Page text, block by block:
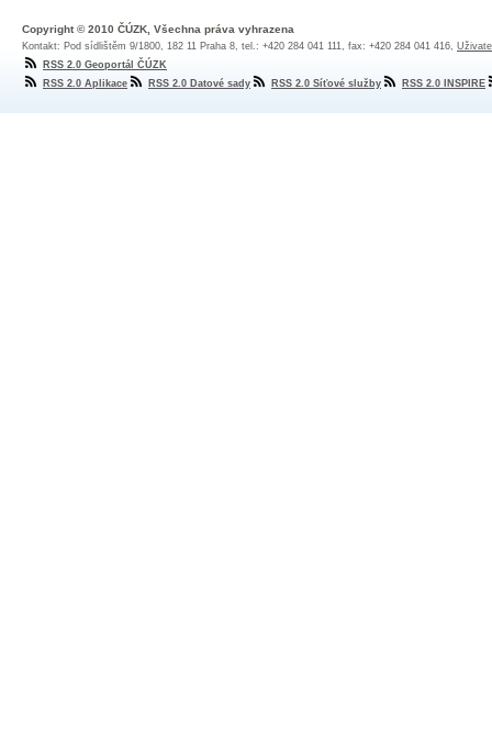
Copyright © 2010 ČÚZK, Všechna práva vyhrazena
Kontakt: Pod sídlištěm 9/1800, 182 11 Praha 8, tel.: +420 284 041 111, fax: +420 284 041 416,
RSS 2.0 Geoportál ČÚZK
RSS 2.0 Aplikace
RSS 2.0 Datové sady RSS 2.0 Síťové služby RSS 2.0 INSPIRE